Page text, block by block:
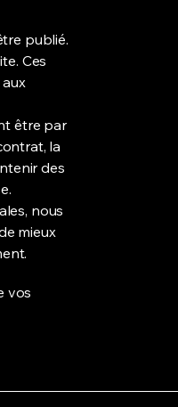
publié.
Ces
être par
la
des
nous
mieux
vos